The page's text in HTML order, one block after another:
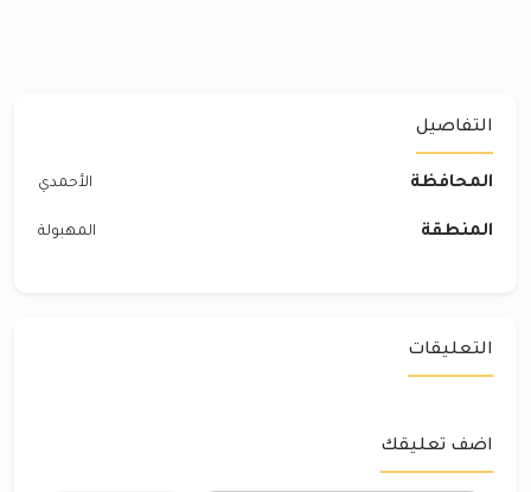
التفاصيل
المحافظة الأحمدي
المنطقة المهبولة
التعليقات
اضف تعليقك